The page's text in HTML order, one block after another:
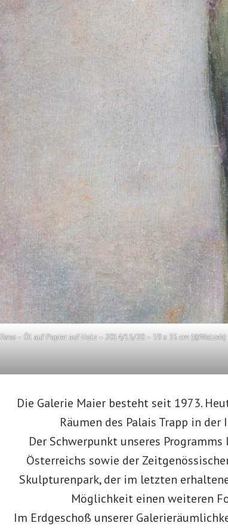
Torso– Öl auf Papier auf Holz – 2014/15/20 – 59 x 35 cm (©Watzek)
Die Galerie Maier besteht seit 1973.
Räumen des Palais Trapp in
Der Schwerpunkt unseres
Österreichs sowie der
Skulpturenpark, der im letzten
Möglichkeit einen weiteren
Im Erdgeschoß unserer